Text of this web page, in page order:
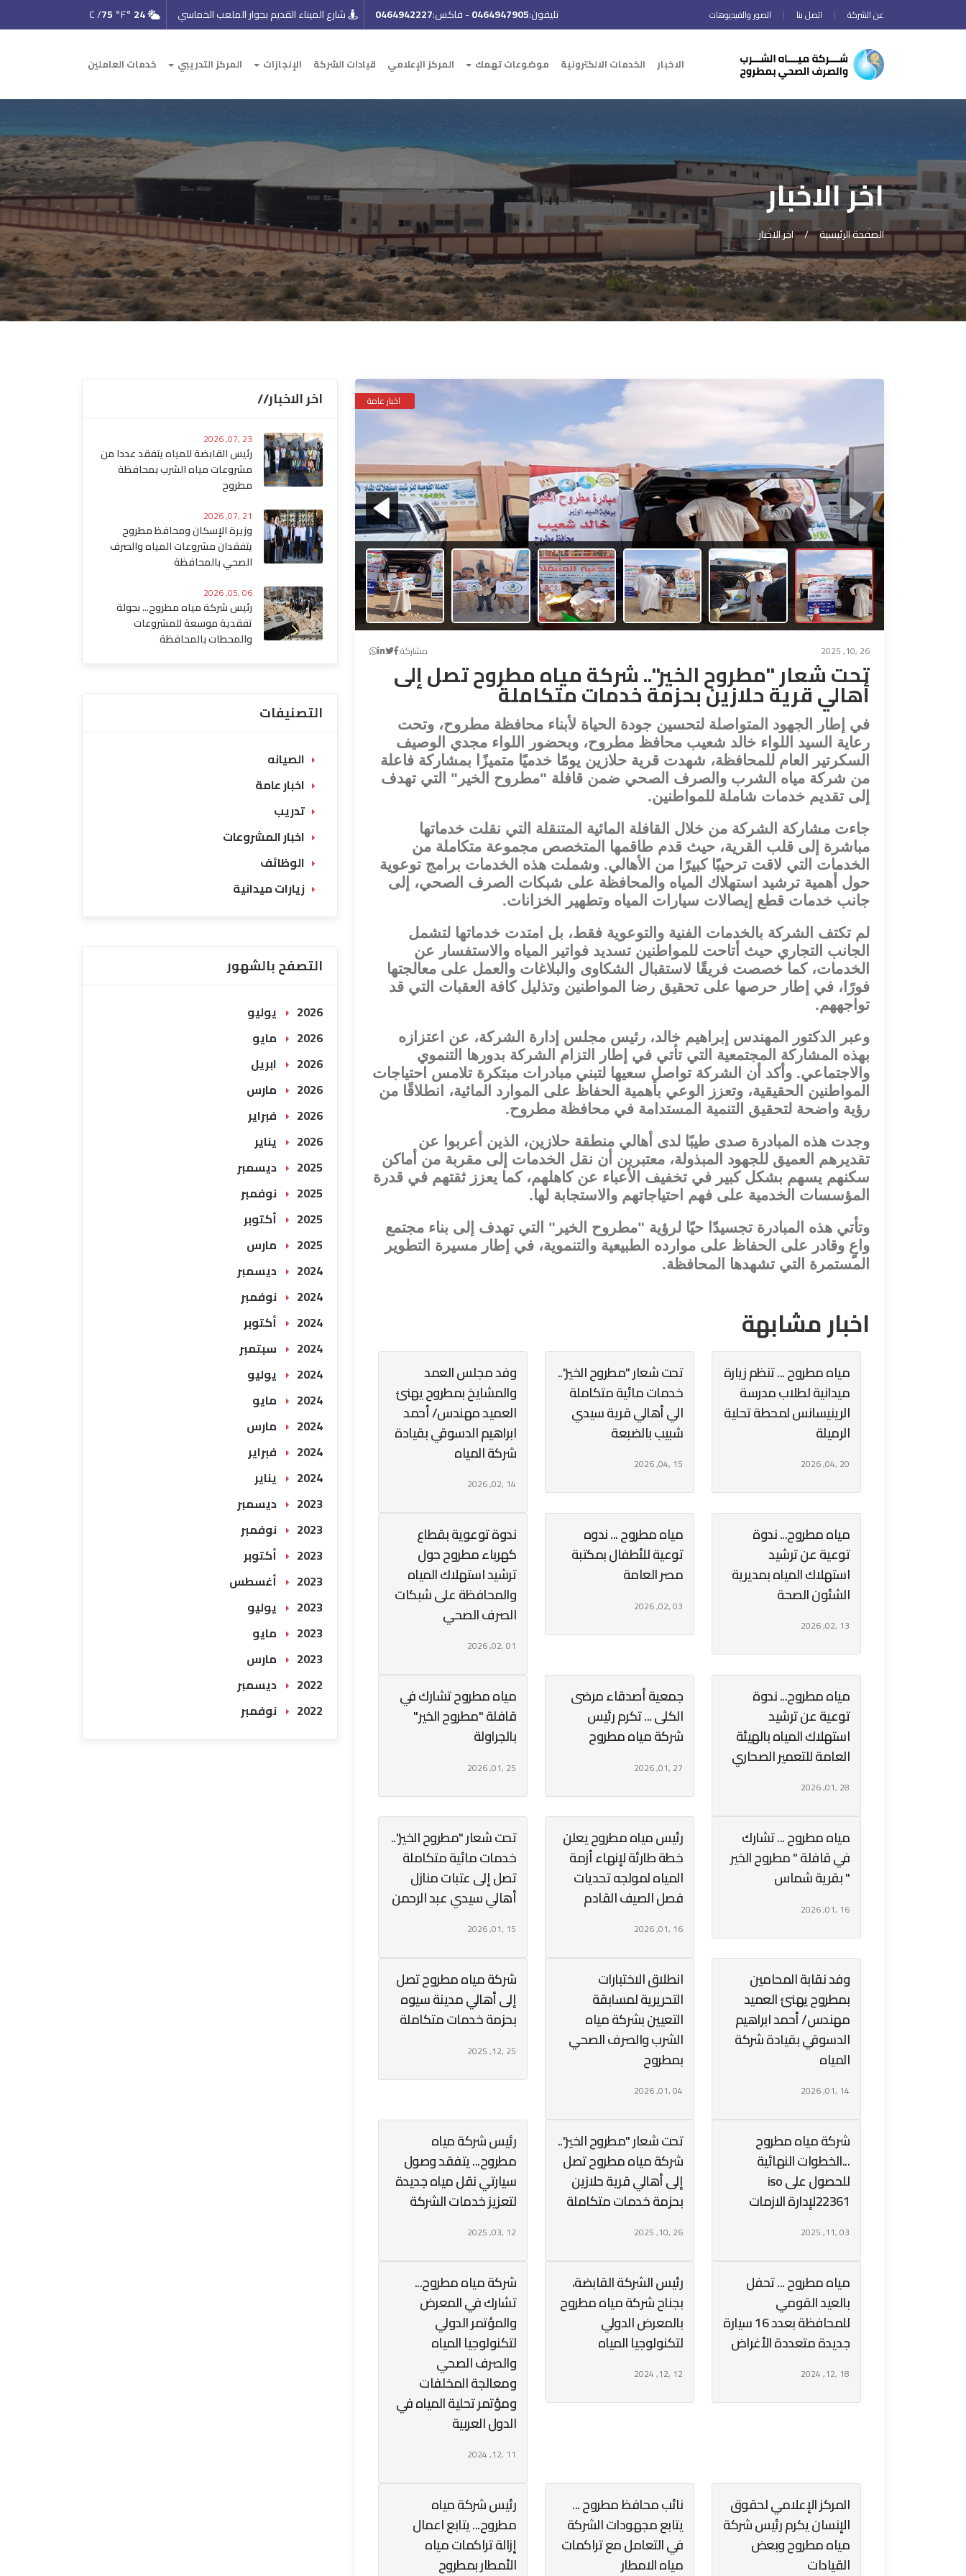
عن الشركة اتصل بنا الصور والفيديوهات تليفون:0464947905
-فاكس:0464942227 شارع الميناء القديم بجوار الملعب الخماسي 24
°C /
75 °F
الاخبار الخدمات الالكترونية موضوعات تهمك المركز الإعلامي قيادات الشركة الإنجازات المركز التدريبي خدمات العاملين
اخر الاخبار
الصفحة الرئيسية اخر الاخبار
اخبار عامة
26 ,10, 2025 مشاركة:
تحت شعار "مطروح الخير".. شركة مياه مطروح تصل إلى
أهالي قرية حلازين بحزمة خدمات متكاملة
في إطار الجهود المتواصلة لتحسين جودة الحياة لأبناء محافظة مطروح، وتحت
رعاية السيد اللواء خالد شعيب محافظ مطروح، وبحضور اللواء مجدي الوصيف
السكرتير العام للمحافظة، شهدت قرية حلازين يومًا خدميًا متميزًا بمشاركة فاعلة
من شركة مياه الشرب والصرف الصحي ضمن قافلة "مطروح الخير" التي تهدف
إلى تقديم خدمات شاملة للمواطنين.
جاءت مشاركة الشركة من خلال القافلة المائية المتنقلة التي نقلت خدماتها
مباشرة إلى قلب القرية، حيث قدم طاقمها المتخصص مجموعة متكاملة من
الخدمات التي لاقت ترحيبًا كبيرًا من الأهالي. وشملت هذه الخدمات برامج توعوية
حول أهمية ترشيد استهلاك المياه والمحافظة على شبكات الصرف الصحي، إلى
جانب خدمات قطع إيصالات سيارات المياه وتطهير الخزانات.
لم تكتف الشركة بالخدمات الفنية والتوعوية فقط، بل امتدت خدماتها لتشمل
الجانب التجاري حيث أتاحت للمواطنين تسديد فواتير المياه والاستفسار عن
الخدمات، كما خصصت فريقًا لاستقبال الشكاوى والبلاغات والعمل على معالجتها
فورًا، في إطار حرصها على تحقيق رضا المواطنين وتذليل كافة العقبات التي قد
تواجههم.
وعبر الدكتور المهندس إبراهيم خالد، رئيس مجلس إدارة الشركة، عن اعتزازه
بهذه المشاركة المجتمعية التي تأتي في إطار التزام الشركة بدورها التنموي
والاجتماعي. وأكد أن الشركة تواصل سعيها لتبني مبادرات مبتكرة تلامس احتياجات
المواطنين الحقيقية، وتعزز الوعي بأهمية الحفاظ على الموارد المائية، انطلاقًا من
رؤية واضحة لتحقيق التنمية المستدامة في محافظة مطروح.
وجدت هذه المبادرة صدى طيبًا لدى أهالي منطقة حلازين، الذين أعربوا عن
تقديرهم العميق للجهود المبذولة، معتبرين أن نقل الخدمات إلى مقربة من أماكن
سكنهم يسهم بشكل كبير في تخفيف الأعباء عن كاهلهم، كما يعزز ثقتهم في قدرة
المؤسسات الخدمية على فهم احتياجاتهم والاستجابة لها.
وتأتي هذه المبادرة تجسيدًا حيًا لرؤية "مطروح الخير" التي تهدف إلى بناء مجتمع
واعٍ وقادر على الحفاظ على موارده الطبيعية والتنموية، في إطار مسيرة التطوير
المستمرة التي تشهدها المحافظة.
اخبار مشابهة
مياه مطروح ... تنظم زيارة
ميدانية لطلاب مدرسة
الرينيسانس لمحطة تحلية
الرميلة
20 ,04, 2026
تحت شعار "مطروح الخير"..
خدمات مائية متكاملة
الي أهالي قرية سيدي
شبيب بالضبعة
15 ,04, 2026
وفد مجلس العمد
والمشايخ بمطروح يهنئ
العميد مهندس/ أحمد
ابراهيم الدسوقي بقيادة
شركة المياه
14 ,02, 2026
مياه مطروح... ندوة
توعية عن ترشيد
استهلاك المياه بمديرية
الشئون الصحة
13 ,02, 2026
مياه مطروح ... ندوه
توعية للأطفال بمكتبة
مصر العامة
03 ,02, 2026
ندوة توعوية بقطاع
كهرباء مطروح حول
ترشيد استهلاك المياه
والمحافظة على شبكات
الصرف الصحي
01 ,02, 2026
مياه مطروح... ندوة
توعية عن ترشيد
استهلاك المياه بالهيئة
العامة للتعمير الصحاري
28 ,01, 2026
جمعية أصدقاء مرضى
الكلى ... تكرم رئيس
شركة مياه مطروح
27 ,01, 2026
مياه مطروح تشارك في
قافلة "مطروح الخير"
بالجراولة
25 ,01, 2026
مياه مطروح ... تشارك
في قافلة " مطروح الخير
" بقرية شماس
16 ,01, 2026
رئيس مياه مطروح يعلن
خطة طارئة لإنهاء أزمة
المياه لمولجه تحديات
فصل الصيف القادم
16 ,01, 2026
تحت شعار "مطروح الخير"..
خدمات مائية متكاملة
تصل إلى عتبات منازل
أهالي سيدي عبد الرحمن
15 ,01, 2026
وفد نقابة المحامين
بمطروح يهنئ العميد
مهندس/ أحمد ابراهيم
الدسوقي بقيادة شركة
المياه
14 ,01, 2026
انطلاق الاختبارات
التحريرية لمسابقة
التعيين بشركة مياه
الشرب والصرف الصحي
بمطروح
04 ,01, 2026
شركة مياه مطروح تصل
إلى أهالي مدينة سيوه
بحزمة خدمات متكاملة
25 ,12, 2025
شركة مياه مطروح
...الخطوات النهائية
للحصول على iso
22361لإدارة الازمات
03 ,11, 2025
تحت شعار "مطروح الخير"..
شركة مياه مطروح تصل
إلى أهالي قرية حلازين
بحزمة خدمات متكاملة
26 ,10, 2025
رئيس شركة مياه
مطروح... يتفقد وصول
سيارتي نقل مياه جديدة
لتعزيز خدمات الشركة
12 ,03, 2025
مياه مطروح ... تحفل
بالعيد القومي
للمحافظة بعدد 16 سيارة
جديدة متعددة الأغراض
18 ,12, 2024
رئيس الشركة القابضة،
بجناح شركة مياه مطروح
بالمعرض الدولي
لتكنولوجيا المياه
12 ,12, 2024
شركة مياه مطروح...
تشارك في المعرض
والمؤتمر الدولي
لتكنولوجيا المياه
والصرف الصحي
ومعالجة المخلفات
ومؤتمر تحلية المياه في
الدول العربية
11 ,12, 2024
المركز الإعلامي لحقوق
الإنسان يكرم رئيس شركة
مياه مطروح وبعض
القيادات
نائب محافظ مطروح ...
يتابع مجهودات الشركة
في التعامل مع تراكمات
مياه الامطار
رئيس شركة مياه
مطروح... يتابع اعمال
إزالة تراكمات مياه
الأمطار بمطروح
اخر الاخبار//
23 ,07, 2026
رئيس القابضة للمياه يتفقد عددا من
مشروعات مياه الشرب بمحافظة
مطروح
21 ,07, 2026
وزيرة الإسكان ومحافظ مطروح
يتفقدان مشروعات المياه والصرف
الصحي بالمحافظة
06 ,05, 2026
رئيس شركة مياه مطروح... بجولة
تفقدية موسعة للمشروعات
والمحطات بالمحافظة
التصنيفات
الصيانه
اخبار عامة
تدريب
اخبار المشروعات
الوظائف
زيارات ميدانية
التصفح بالشهور
2026 يوليو
2026 مايو
2026 ابريل
2026 مارس
2026 فبراير
2026 يناير
2025 ديسمبر
2025 نوفمبر
2025 أكتوبر
2025 مارس
2024 ديسمبر
2024 نوفمبر
2024 أكتوبر
2024 سبتمبر
2024 يوليو
2024 مايو
2024 مارس
2024 فبراير
2024 يناير
2023 ديسمبر
2023 نوفمبر
2023 أكتوبر
2023 أغسطس
2023 يوليو
2023 مايو
2023 مارس
2022 ديسمبر
2022 نوفمبر